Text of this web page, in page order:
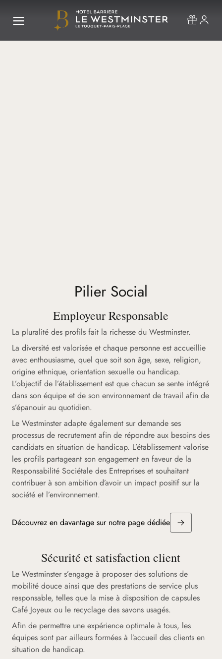
Pilier Social
Employeur Responsable
La pluralité des profils fait la richesse du Westminster.
La diversité est valorisée et chaque personne est accueillie
avec enthousiasme, quel que soit son âge, sexe, religion,
origine ethnique, orientation sexuelle ou handicap.
L’objectif de l’établissement est que chacun se sente intégré
dans son équipe et de son environnement de travail afin de
s’épanouir au quotidien.
Le Westminster adapte également sur demande ses
processus de recrutement afin de répondre aux besoins des
candidats en situation de handicap. L’établissement valorise
les profils partageant son engagement en faveur de la
Responsabilité Sociétale des Entreprises et souhaitant
contribuer à son ambition d’avoir un impact positif sur la
société et l’environnement.
Découvrez en davantage sur notre page dédiée
Sécurité et satisfaction client
Le Westminster s’engage à proposer des solutions de
mobilité douce ainsi que des prestations de service plus
responsable, telles que la mise à disposition de capsules
Café Joyeux ou le recyclage des savons usagés.
Afin de permettre une expérience optimale à tous, les
équipes sont par ailleurs formées à l’accueil des clients en
situation de handicap.